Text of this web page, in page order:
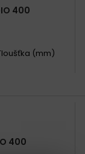
400
(mm)
400